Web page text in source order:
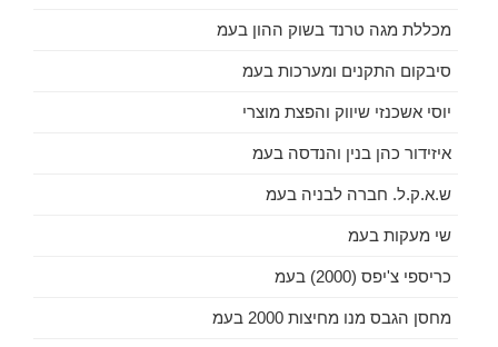
מכללת מגה טרנד בשוק ההון בעמ
סיבקום התקנים ומערכות בעמ
יוסי אשכנזי שיווק והפצת מוצרי
איזידור כהן בנין והנדסה בעמ
ש.א.ק.ל. חברה לבניה בעמ
שי מעקות בעמ
כריספי צ'יפס (2000) בעמ
מחסן הגבס מנו מחיצות 2000 בעמ